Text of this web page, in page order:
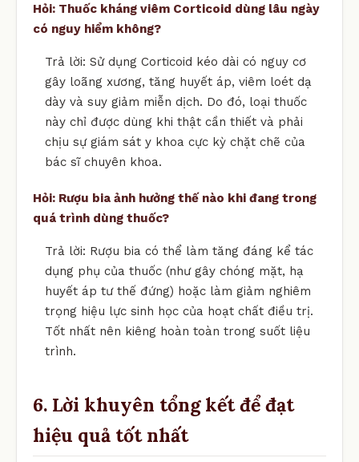
Hỏi: Thuốc kháng viêm Corticoid dùng lâu ngày
có nguy hiểm không?
Trả lời: Sử dụng Corticoid kéo dài có nguy cơ
gây loãng xương, tăng huyết áp, viêm loét dạ
dày và suy giảm miễn dịch. Do đó, loại thuốc
này chỉ được dùng khi thật cần thiết và phải
chịu sự giám sát y khoa cực kỳ chặt chẽ của
bác sĩ chuyên khoa.
Hỏi: Rượu bia ảnh hưởng thế nào khi đang trong
quá trình dùng thuốc?
Trả lời: Rượu bia có thể làm tăng đáng kể tác
dụng phụ của thuốc (như gây chóng mặt, hạ
huyết áp tư thế đứng) hoặc làm giảm nghiêm
trọng hiệu lực sinh học của hoạt chất điều trị.
Tốt nhất nên kiêng hoàn toàn trong suốt liệu
trình.
6. Lời khuyên tổng kết để đạt
hiệu quả tốt nhất